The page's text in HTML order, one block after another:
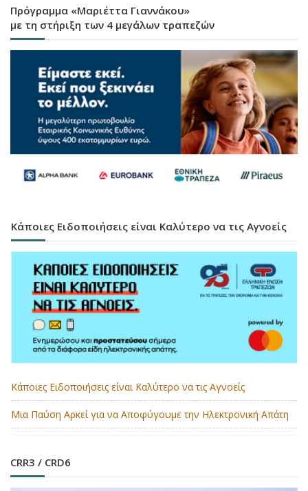
Πρόγραμμα «Μαριέττα Γιαννάκου»
με τη στήριξη των 4 μεγάλων τραπεζών
Κάποιες Ειδοποιήσεις είναι Καλύτερο να τις Αγνοείς
Κάποιες Ειδοποιήσεις είναι Καλύτερο να τις Αγνοείς
Μια Παύση Αρκεί για να Αποφύγουμε την Ηλεκτρονική Απάτη
CRR3 / CRD6